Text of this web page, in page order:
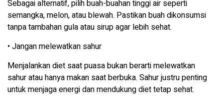
Sebagai alternatif, pilih buah-buahan tinggi air seperti
semangka, melon, atau blewah. Pastikan buah dikonsumsi
tanpa tambahan gula atau sirup agar lebih sehat.
• Jangan melewatkan sahur
Menjalankan diet saat puasa bukan berarti melewatkan
sahur atau hanya makan saat berbuka. Sahur justru penting
untuk menjaga energi dan mendukung diet tetap sehat.